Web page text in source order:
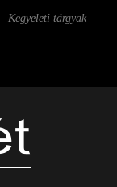
Kegyeleti tárgyak